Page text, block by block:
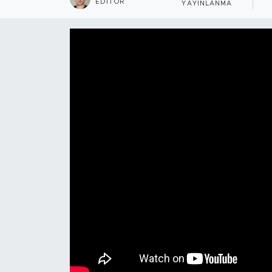
EDITÖR YAYINLANMA